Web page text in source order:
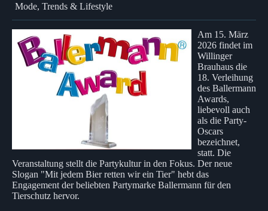
Mode, Trends & Lifestyle
Am 15. März
2026 findet im
Willinger
Brauhaus die
18. Verleihung
des Ballermann
Awards,
liebevoll auch
als die Party-
Oscars
bezeichnet,
statt. Die
Veranstaltung stellt die Partykultur in den Fokus. Der neue
Slogan "Mit jedem Bier retten wir ein Tier" hebt das
Engagement der beliebten Partymarke Ballermann für den
Tierschutz hervor.